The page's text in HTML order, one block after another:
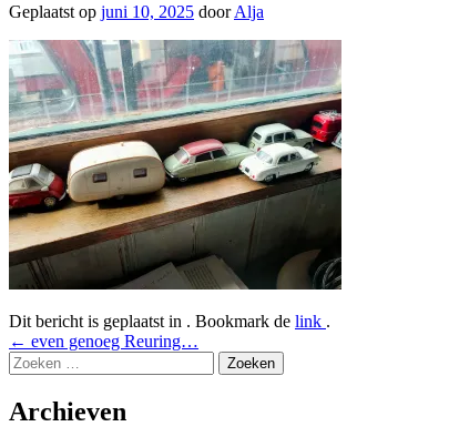
Geplaatst op juni 10, 2025 doorAlja
Dit bericht is geplaatst in . Bookmark de link .
Bericht
navigatie
← even genoeg Reuring…
Zoeken
naar:
Archieven